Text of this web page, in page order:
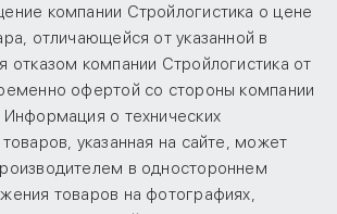
компании Стройлогистика о цене
отличающейся от указанной в
отказом компании Стройлогистика от
офертой со стороны компании
Информация о технических
товаров, указанная на сайте, может
в одностороннем
товаров на фотографиях,